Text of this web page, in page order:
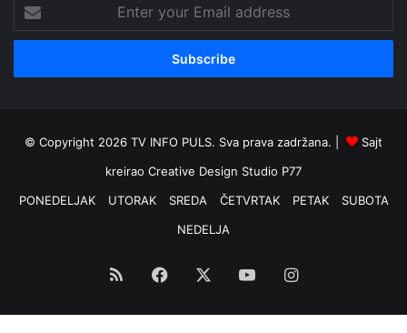
your
Email
© Copyright 2026 TV INFO PULS. Sva prava zadržana. |
Sajt
kreirao Creative Design Studio P77
PONEDELJAK
UTORAK SREDA ČETVRTAK PETAK
SUBOTA
NEDELJA
RSS Facebook YouTubeInstagram